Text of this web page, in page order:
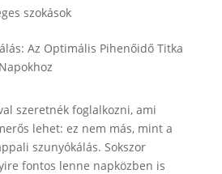
szokások
szeretnék foglalkozni, ami
lehet: ez nem más, mint a
szunyókálás. Sokszor
fontos lenne napközben is